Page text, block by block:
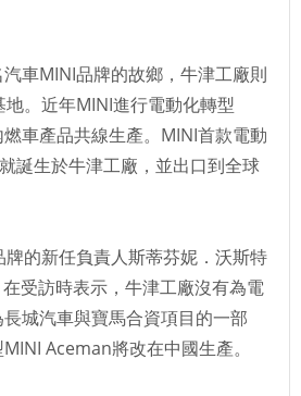
車MINI品牌的故鄉，牛津工廠則
。近年MINI進行電動化轉型
車產品共線生產。MINI首款電動
誕生於牛津工廠，並出口到全球
的新任負責人斯蒂芬妮．沃斯特
受訪時表示，牛津工廠沒有為電
城汽車與寶馬合資項目的一部
Aceman將改在中國生產。